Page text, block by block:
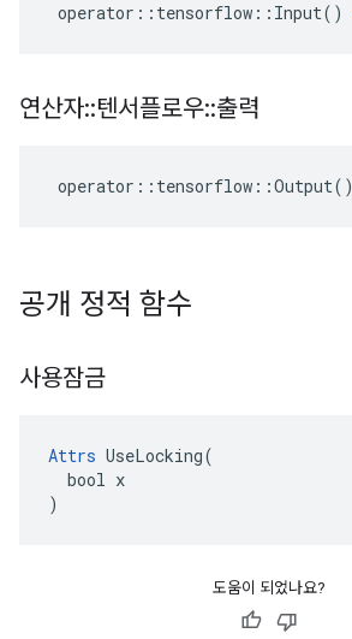
operator :: tensorflow :: Input()
연산자::텐서플로우::출력
operator :: tensorflow ::Output()
공개 정적 함수
사용잠금
Attrs UseLocking(
  bool x
)
도움이 되었나요?